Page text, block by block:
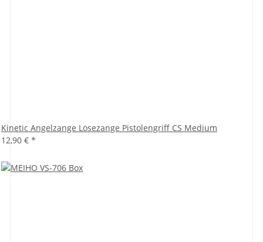
Kinetic Angelzange Lösezange Pistolengriff CS Medium
12,90 € *